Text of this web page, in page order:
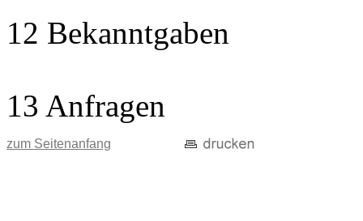
12 Bekanntgaben
13 Anfragen
zum Seitenanfang